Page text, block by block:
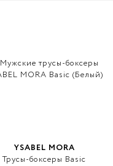
YSABEL MORA
Трусы-боксеры Basic